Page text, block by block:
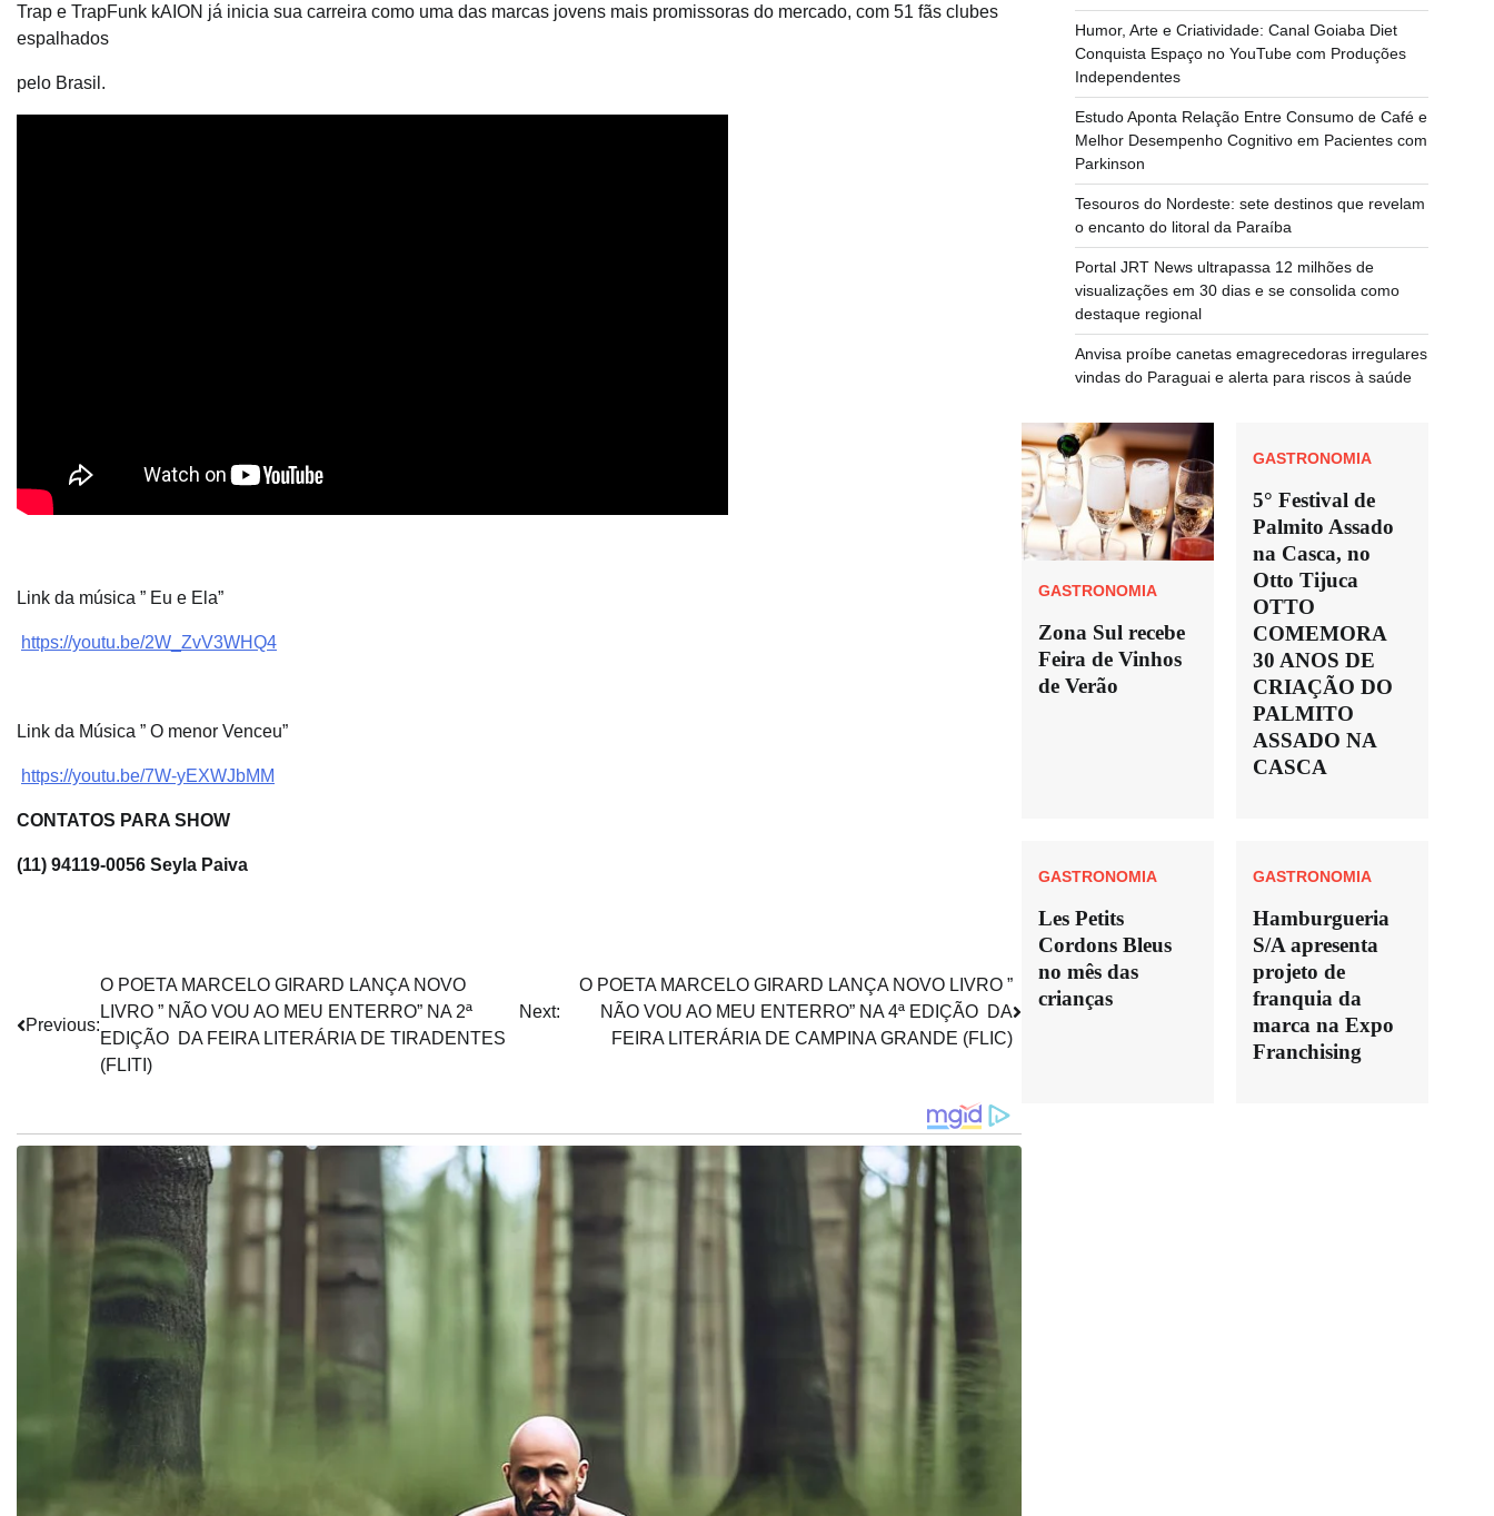
Trap e TrapFunk kAION já inicia sua carreira como uma das marcas jovens mais promissoras do mercado, com 51 fãs clubes
espalhados
pelo Brasil.
Link da música ” Eu e Ela”
https://youtu.be/2W_ZvV3WHQ4
Link da Música ” O menor Venceu”
https://youtu.be/7W-yEXWJbMM
CONTATOS PARA SHOW
(11) 94119-0056 Seyla Paiva
Navegação
de
Previous:
O POETA MARCELO GIRARD LANÇA NOVO
LIVRO ” NÃO VOU AO MEU ENTERRO” NA 2ª
EDIÇÃO DA FEIRA LITERÁRIA DE TIRADENTES
(FLITI)
Next:
O POETA MARCELO GIRARD LANÇA NOVO LIVRO ”
NÃO VOU AO MEU ENTERRO” NA 4ª EDIÇÃO DA
FEIRA LITERÁRIA DE CAMPINA GRANDE (FLIC)
Humor, Arte e Criatividade: Canal Goiaba Diet
Conquista Espaço no YouTube com Produções
Independentes
Estudo Aponta Relação Entre Consumo de Café e
Melhor Desempenho Cognitivo em Pacientes com
Parkinson
Tesouros do Nordeste: sete destinos que revelam
o encanto do litoral da Paraíba
Portal JRT News ultrapassa 12 milhões de
visualizações em 30 dias e se consolida como
destaque regional
Anvisa proíbe canetas emagrecedoras irregulares
vindas do Paraguai e alerta para riscos à saúde
GASTRONOMIA
Zona Sul recebe
Feira de Vinhos
de Verão
GASTRONOMIA
5° Festival de
Palmito Assado
na Casca, no
Otto Tijuca
OTTO
COMEMORA
30 ANOS DE
CRIAÇÃO DO
PALMITO
ASSADO NA
CASCA
GASTRONOMIA
Les Petits
Cordons Bleus
no mês das
crianças
GASTRONOMIA
Hamburgueria
S/A apresenta
projeto de
franquia da
marca na Expo
Franchising